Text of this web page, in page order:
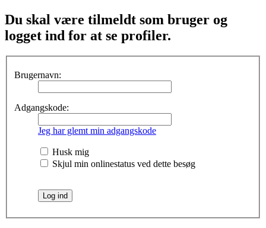
Du skal være tilmeldt som bruger og
logget ind for at se profiler.
Brugernavn:
Adgangskode:
Jeg har glemt min adgangskode
Husk mig
Skjul min onlinestatus ved dette besøg